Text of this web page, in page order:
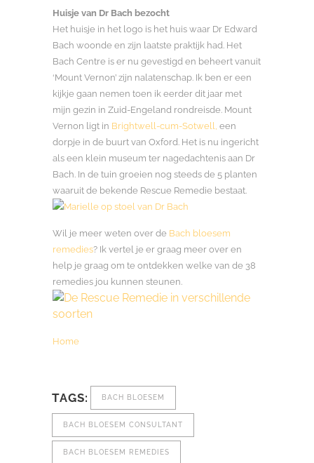
Huisje van Dr Bach bezocht
Het huisje in het logo is het huis waar Dr Edward
Bach woonde en zijn laatste praktijk had. Het
Bach Centre is er nu gevestigd en beheert vanuit
‘Mount Vernon’ zijn nalatenschap. Ik ben er een
kijkje gaan nemen toen ik eerder dit jaar met
mijn gezin in Zuid-Engeland rondreisde. Mount
Vernon ligt in Brightwell-cum-Sotwell, een
dorpje in de buurt van Oxford. Het is nu ingericht
als een klein museum ter nagedachtenis aan Dr
Bach. In de tuin groeien nog steeds de 5 planten
waaruit de bekende Rescue Remedie bestaat.
Wil je meer weten over de Bach bloesem
remedies? Ik vertel je er graag meer over en
help je graag om te ontdekken welke van de 38
remedies jou kunnen steunen.
Home
TAGS: BACH BLOESEM
BACH BLOESEM CONSULTANT
BACH BLOESEM REMEDIES